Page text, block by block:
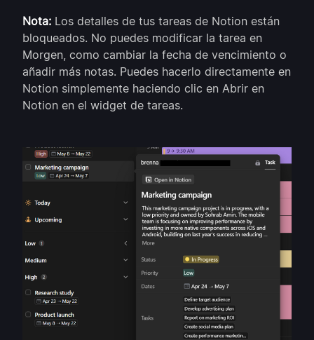
Nota: Los detalles de tus tareas de Notion están
bloqueados. No puedes modificar la tarea en
Morgen, como cambiar la fecha de vencimiento o
añadir más notas. Puedes hacerlo directamente en
Notion simplemente haciendo clic en Abrir en
Notion en el widget de tareas.